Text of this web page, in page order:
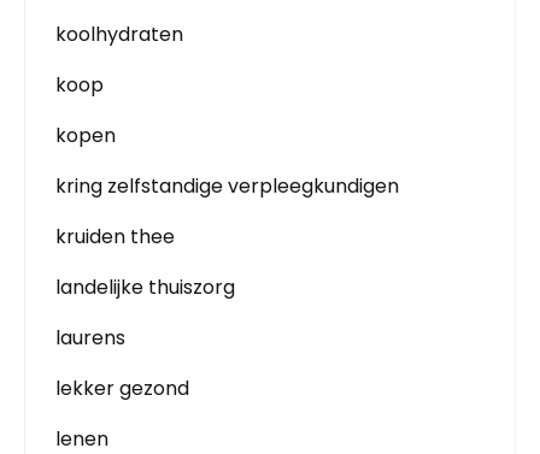
koolhydraten
koop
kopen
kring zelfstandige verpleegkundigen
kruiden thee
landelijke thuiszorg
laurens
lekker gezond
lenen